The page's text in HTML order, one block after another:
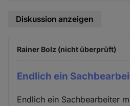
Diskussion anzeigen
Rainer Bolz (nicht überprüft)
Endlich ein
Endlich ein Sachbearbeiter